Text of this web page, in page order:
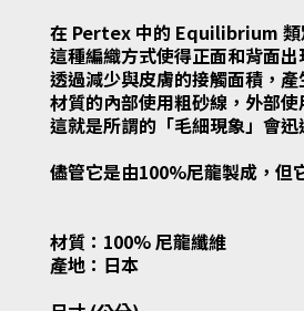
在 Pertex 中的 Equilibrium 類
這種編織方式使得正面和背面
透過減少與皮膚的接觸面積，
材質的內部使用粗砂線，外部
這就是所謂的「毛細現象」會
儘管它是由100%尼龍製成，但
材質：100% 尼龍纖維
產地：日本